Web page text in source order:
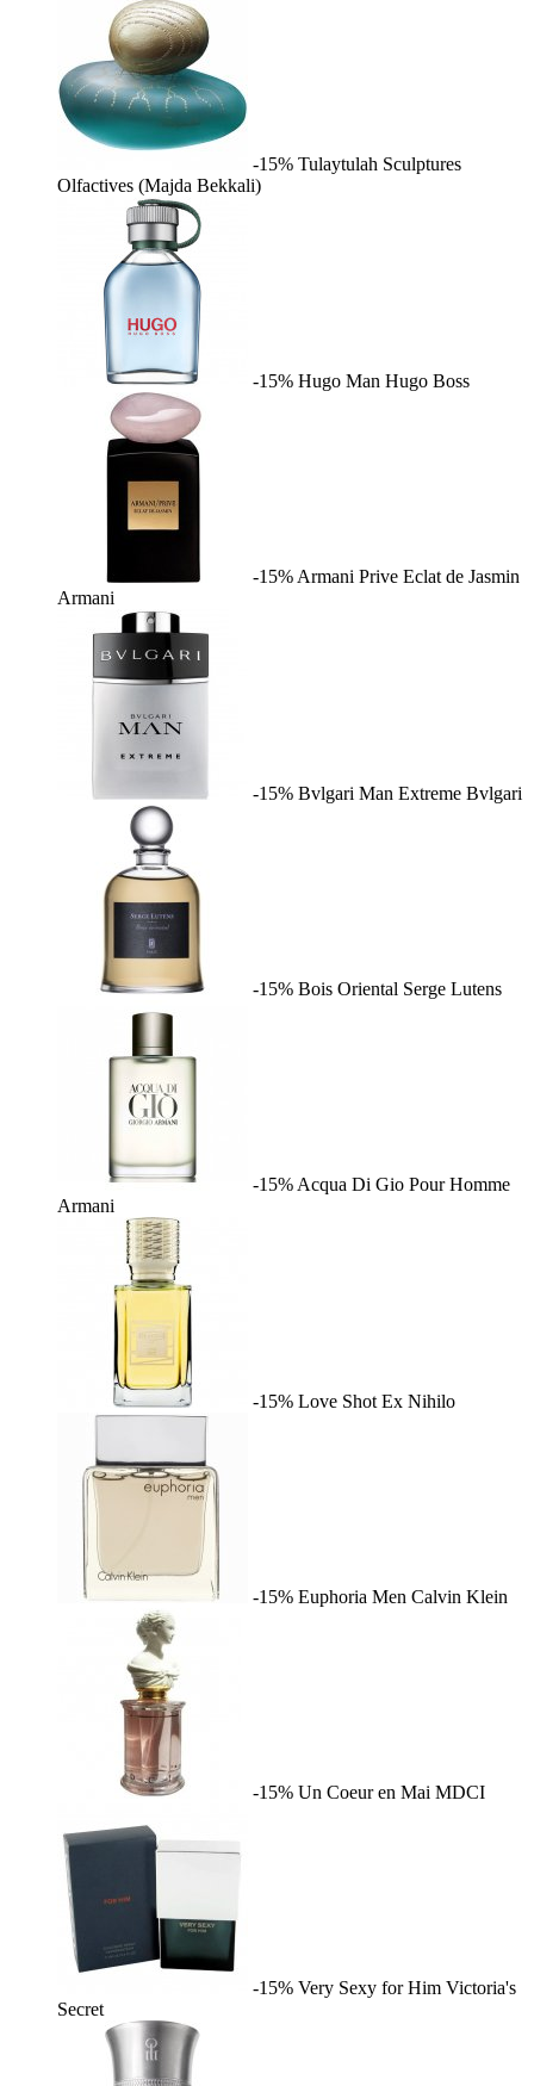
-15% Tulaytulah Sculptures
Olfactives (Majda Bekkali)
-15% Hugo Man Hugo Boss
-15% Armani Prive Eclat de Jasmin
Armani
-15% Bvlgari Man Extreme Bvlgari
-15% Bois Oriental Serge Lutens
-15% Acqua Di Gio Pour Homme
Armani
-15% Love Shot Ex Nihilo
-15% Euphoria Men Calvin Klein
-15% Un Coeur en Mai MDCI
-15% Very Sexy for Him Victoria's
Secret